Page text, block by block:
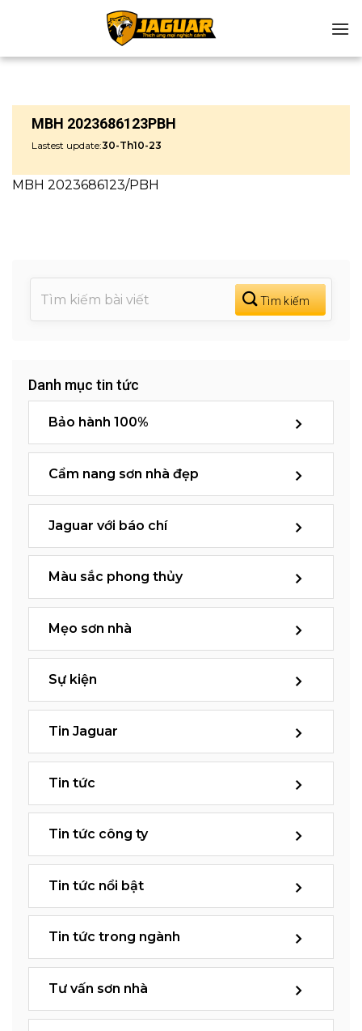
MBH 2023686123PBH
Lastest update:30-Th10-23
MBH 2023686123/PBH
Danh mục tin tức
Bảo hành 100%
Cẩm nang sơn nhà đẹp
Jaguar với báo chí
Màu sắc phong thủy
Mẹo sơn nhà
Sự kiện
Tin Jaguar
Tin tức
Tin tức công ty
Tin tức nổi bật
Tin tức trong ngành
Tư vấn sơn nhà